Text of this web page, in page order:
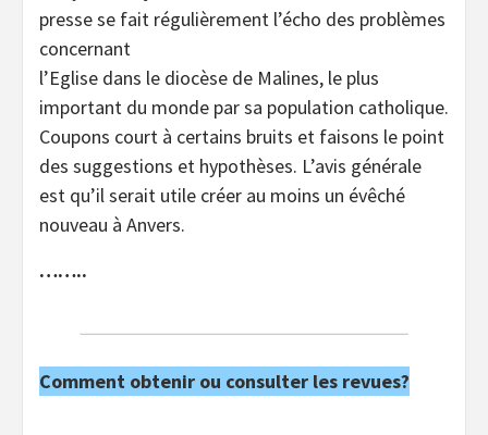
presse se fait régulièrement l’écho des problèmes
concernant
l’Eglise dans le diocèse de Malines, le plus
important du monde par sa population catholique.
Coupons court à certains bruits et faisons le point
des suggestions et hypothèses. L’avis générale
est qu’il serait utile créer au moins un évêché
nouveau à Anvers.
……..
Comment obtenir ou consulter les revues?